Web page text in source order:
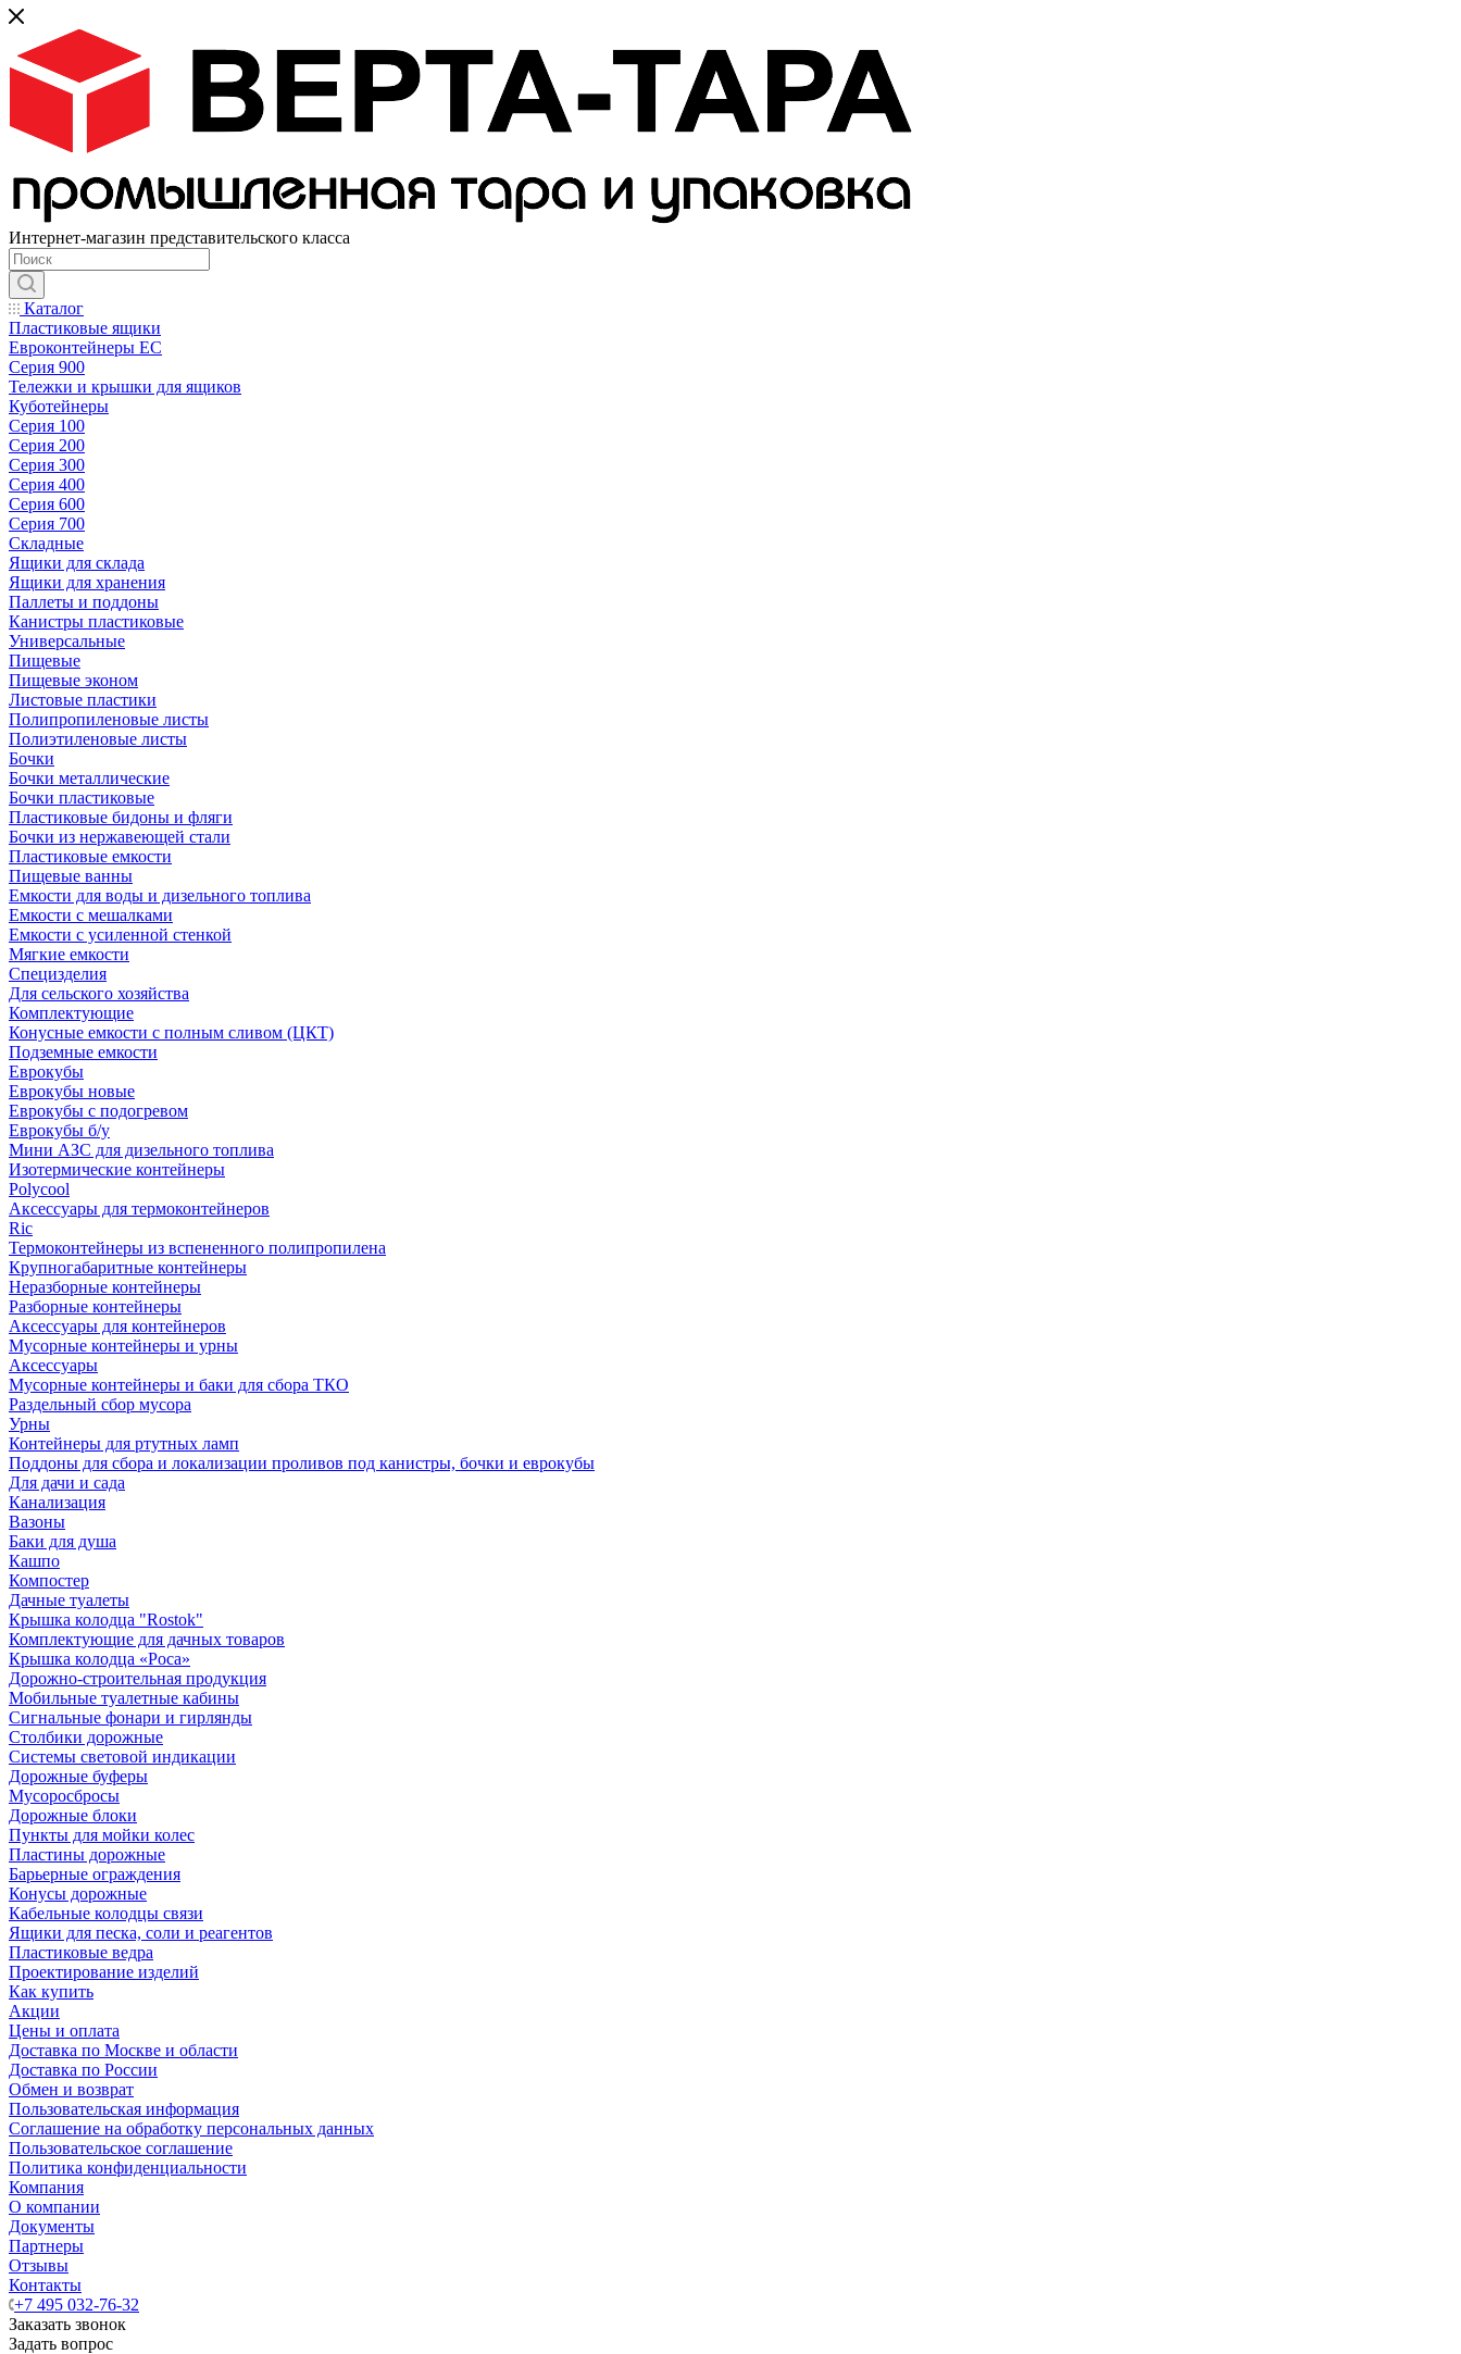
Интернет-магазин представительского класса
Каталог
Пластиковые ящики
Евроконтейнеры ЕС
Серия 900
Тележки и крышки для ящиков
Куботейнеры
Серия 100
Серия 200
Серия 300
Серия 400
Серия 600
Серия 700
Складные
Ящики для склада
Ящики для хранения
Паллеты и поддоны
Канистры пластиковые
Универсальные
Пищевые
Пищевые эконом
Листовые пластики
Полипропиленовые листы
Полиэтиленовые листы
Бочки
Бочки металлические
Бочки пластиковые
Пластиковые бидоны и фляги
Бочки из нержавеющей стали
Пластиковые емкости
Пищевые ванны
Емкости для воды и дизельного топлива
Емкости с мешалками
Емкости с усиленной стенкой
Мягкие емкости
Специзделия
Для сельского хозяйства
Комплектующие
Конусные емкости с полным сливом (ЦКТ)
Подземные емкости
Еврокубы
Еврокубы новые
Еврокубы с подогревом
Еврокубы б/у
Мини АЗС для дизельного топлива
Изотермические контейнеры
Polycool
Аксессуары для термоконтейнеров
Ric
Термоконтейнеры из вспененного полипропилена
Крупногабаритные контейнеры
Неразборные контейнеры
Разборные контейнеры
Аксессуары для контейнеров
Мусорные контейнеры и урны
Аксессуары
Мусорные контейнеры и баки для сбора ТКО
Раздельный сбор мусора
Урны
Контейнеры для ртутных ламп
Поддоны для сбора и локализации проливов под канистры, бочки и еврокубы
Для дачи и сада
Канализация
Вазоны
Баки для душа
Кашпо
Компостер
Дачные туалеты
Крышка колодца "Rostok"
Комплектующие для дачных товаров
Крышка колодца «Роса»
Дорожно-строительная продукция
Мобильные туалетные кабины
Сигнальные фонари и гирлянды
Столбики дорожные
Системы световой индикации
Дорожные буферы
Мусоросбросы
Дорожные блоки
Пункты для мойки колес
Пластины дорожные
Барьерные ограждения
Конусы дорожные
Кабельные колодцы связи
Ящики для песка, соли и реагентов
Пластиковые ведра
Проектирование изделий
Как купить
Акции
Цены и оплата
Доставка по Москве и области
Доставка по России
Обмен и возврат
Пользовательская информация
Соглашение на обработку персональных данных
Пользовательское соглашение
Политика конфиденциальности
Компания
О компании
Документы
Партнеры
Отзывы
Контакты
+7 495 032-76-32
Заказать звонок
Задать вопрос